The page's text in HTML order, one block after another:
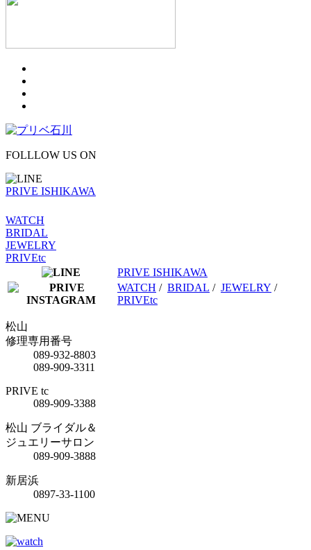
FOLLLOW US ON
PRIVE ISHIKAWA
WATCH
BRIDAL
JEWELRY
PRIVEtc
PRIVE ISHIKAWA
WATCH / BRIDAL / JEWELRY /
PRIVEtc
松山
修理専用番号
089-932-8803
089-909-3311
PRIVE tc
089-909-3388
松山 ブライダル＆
ジュエリーサロン
089-909-3888
新居浜
0897-33-1100